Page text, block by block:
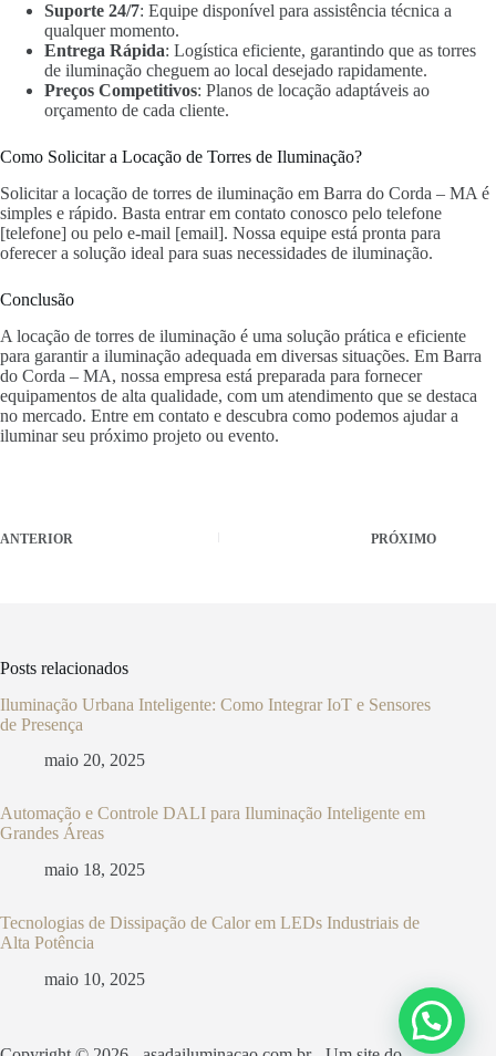
Suporte 24/7: Equipe disponível para assistência técnica a
qualquer momento.
Entrega Rápida: Logística eficiente, garantindo que as torres
de iluminação cheguem ao local desejado rapidamente.
Preços Competitivos: Planos de locação adaptáveis ao
orçamento de cada cliente.
Como Solicitar a Locação de Torres de Iluminação?
Solicitar a locação de torres de iluminação em Barra do Corda – MA é
simples e rápido. Basta entrar em contato conosco pelo telefone
[telefone] ou pelo e-mail [email]. Nossa equipe está pronta para
oferecer a solução ideal para suas necessidades de iluminação.
Conclusão
A locação de torres de iluminação é uma solução prática e eficiente
para garantir a iluminação adequada em diversas situações. Em Barra
do Corda – MA, nossa empresa está preparada para fornecer
equipamentos de alta qualidade, com um atendimento que se destaca
no mercado. Entre em contato e descubra como podemos ajudar a
iluminar seu próximo projeto ou evento.
ANTERIOR PRÓXIMO
Posts relacionados
Iluminação Urbana Inteligente: Como Integrar IoT e Sensores
de Presença
maio 20, 2025
Automação e Controle DALI para Iluminação Inteligente em
Grandes Áreas
maio 18, 2025
Tecnologias de Dissipação de Calor em LEDs Industriais de
Alta Potência
maio 10, 2025